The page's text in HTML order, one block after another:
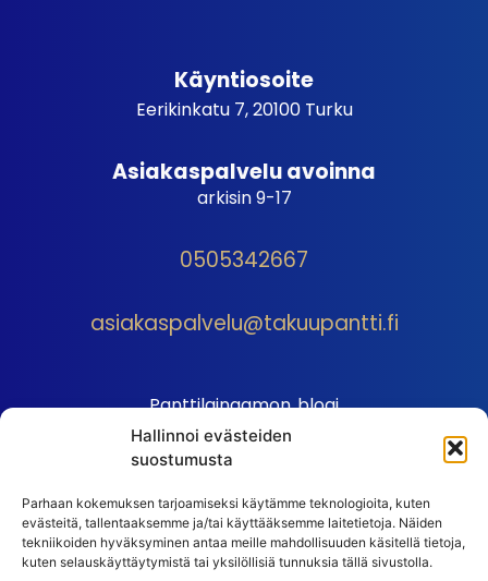
Hallinnoi evästeiden
suostumusta
Parhaan kokemuksen tarjoamiseksi käytämme teknologioita, kuten
evästeitä, tallentaaksemme ja/tai käyttääksemme laitetietoja. Näiden
tekniikoiden hyväksyminen antaa meille mahdollisuuden käsitellä tietoja,
kuten selauskäyttäytymistä tai yksilöllisiä tunnuksia tällä sivustolla.
Käyntiosoite
Eerikinkatu 7, 20100 Turku
Asiakaspalvelu avoinna
arkisin 9-17
0505342667
asiakaspalvelu@takuupantti.fi
Panttilainaamon blogi
Palveluhinnasto
Sopimusehdot
Autopantin sopimusehdot
Henkilötiedot